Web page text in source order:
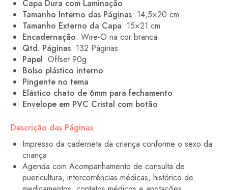
Capa Dura com Laminação
Tamanho Interno das Páginas: 14,5×20 cm
Tamanho Externo da Capa: 15×21 cm
Encadernação: Wire-O na cor branca
Qtd. Páginas: 132 Páginas
Papel: Offset 90g
Bolso plástico interno
Pingente no tema
Elástico chato de 6mm para fechamento
Envelope em PVC Cristal com botão
Descrição das Páginas
Impresso da caderneta da criança conforme o sexo da
criança
Agenda com Acompanhamento de consulta de
puericultura, intercorrências médicas, histórico de